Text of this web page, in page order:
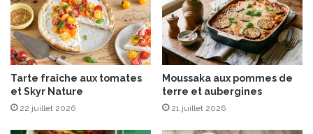
é
l
a
n
g
e
5
c
Tarte fraîche aux tomates
et Skyr Nature
22 juillet 2026
Moussaka aux pommes de
terre et aubergines
21 juillet 2026